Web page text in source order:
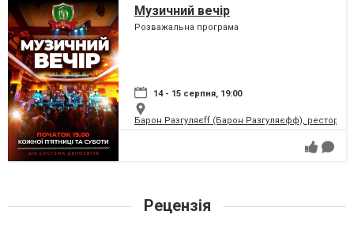
Музичний вечір
Розважальна програма
14 - 15 серпня, 19:00
Барон Разгуляєff (Барон Разгуляєфф),
Рецензія